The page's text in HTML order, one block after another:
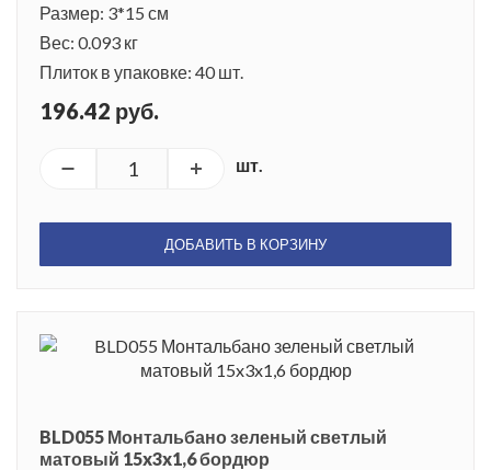
Размер: 3*15 см
Вес: 0.093 кг
Плиток в упаковке: 40 шт.
196.42 руб.
шт.
ДОБАВИТЬ В КОРЗИНУ
BLD055 Монтальбано зеленый светлый
матовый 15x3x1,6 бордюр